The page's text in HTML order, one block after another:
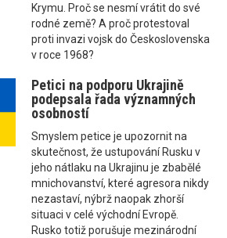
Krymu. Proč se nesmí vrátit do své
rodné země? A proč protestoval
proti invazi vojsk do Československa
v roce 1968?
Petici na podporu Ukrajině
podepsala řada významných
osobností
Smyslem petice je upozornit na
skutečnost, že ustupování Rusku v
jeho nátlaku na Ukrajinu je zbabělé
mnichovanství, které agresora nikdy
nezastaví, nýbrž naopak zhorší
situaci v celé východní Evropě.
Rusko totiž porušuje mezinárodní